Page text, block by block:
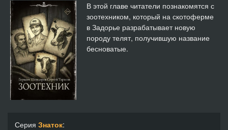
В этой главе читатели познакомятся с
зоотехником, который на скотоферме
в Задорье разрабатывает новую
породу телят, получившую название
бесноватые.
Серия Знаток: